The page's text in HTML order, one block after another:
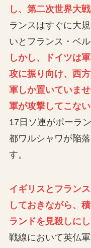
し、第二次世界大
ランスはすぐに大
いとフランス・ベ
しかし、ドイツは
攻に振り向け、西
軍しか置いていま
軍が攻撃してこな
17日ソ連がポーラ
都ワルシャワが陥
す。
イギリスとフラン
しておきながら、
ランドを見殺しにし
戦線において英仏